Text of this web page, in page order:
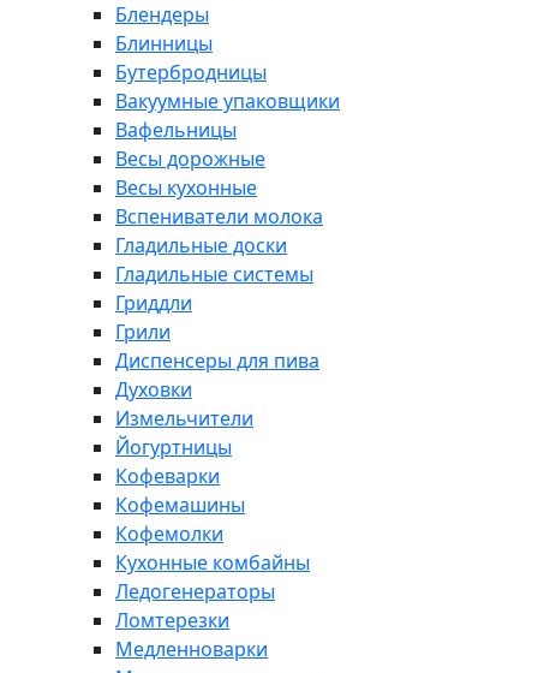
Блендеры
Блинницы
Бутербродницы
Вакуумные упаковщики
Вафельницы
Весы дорожные
Весы кухонные
Вспениватели молока
Гладильные доски
Гладильные системы
Гриддли
Грили
Диспенсеры для пива
Духовки
Измельчители
Йогуртницы
Кофеварки
Кофемашины
Кофемолки
Кухонные комбайны
Ледогенераторы
Ломтерезки
Медленноварки